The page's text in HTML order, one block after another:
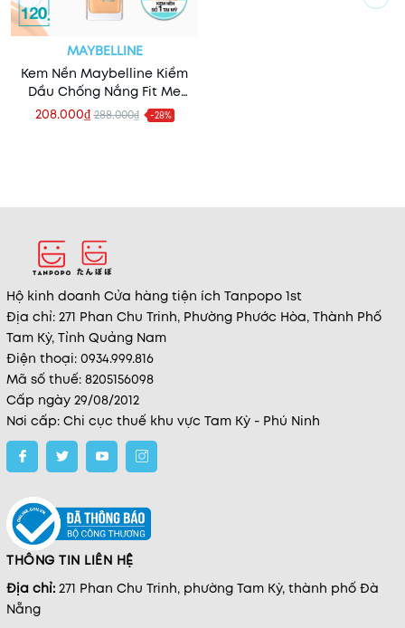
MAYBELLINE
Kem Nền Maybelline Kiềm
Dầu Chống Nắng Fit Me
Matte + Poreless
Foundation SPF22
208.000₫ 288.000₫ -28%
Hộ kinh doanh Cửa hàng tiện ích Tanpopo 1st
Địa chỉ: 271 Phan Chu Trinh, Phường Phước Hòa, Thành Phố
Tam Kỳ, Tỉnh Quảng Nam
Điện thoại: 0934.999.816
Mã số thuế: 8205156098
Cấp ngày 29/08/2012
Nơi cấp: Chi cục thuế khu vực Tam Kỳ - Phú Ninh
THÔNG TIN LIÊN HỆ
Địa chỉ: 271 Phan Chu Trinh, phường Tam Kỳ, thành phố Đà
Nẵng